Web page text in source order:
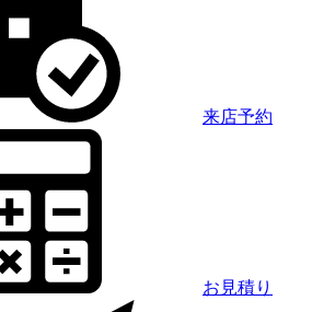
来店予約
お見積り